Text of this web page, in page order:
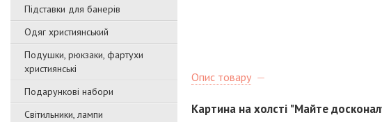
Підставки для банерів
Одяг християнський
Подушки, рюкзаки, фартухи
християнські
Подарункові набори
Світильники, лампи
Опис товару
Картина на холсті "Майте